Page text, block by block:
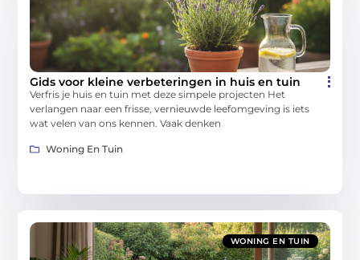
Gids voor kleine verbeteringen in huis en tuin
Verfris je huis en tuin met deze simpele projecten Het
verlangen naar een frisse, vernieuwde leefomgeving is iets
wat velen van ons kennen. Vaak denken
Woning En Tuin
WONING EN TUIN